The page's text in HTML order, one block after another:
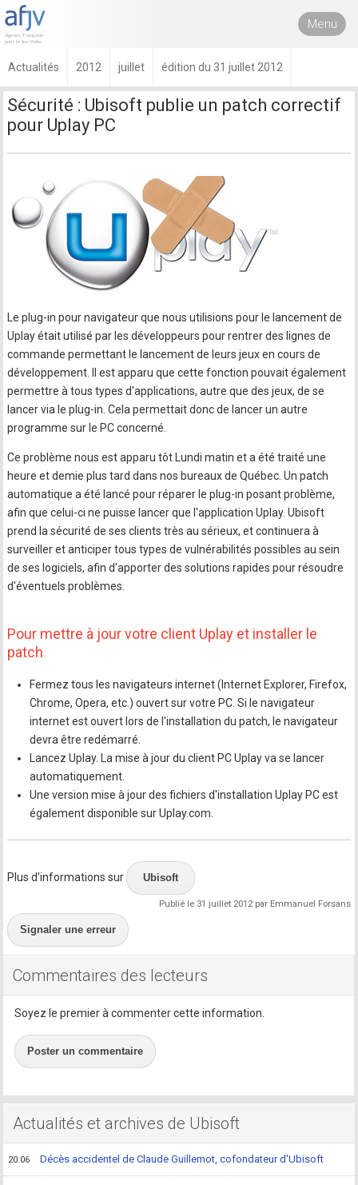
Menu
Actualités 2012 juillet édition du 31 juillet 2012
Sécurité : Ubisoft publie un patch correctif
pour Uplay PC
Le plug-in pour navigateur que nous utilisions pour le lancement de
Uplay était utilisé par les développeurs pour rentrer des lignes de
commande permettant le lancement de leurs jeux en cours de
développement. Il est apparu que cette fonction pouvait également
permettre à tous types d'applications, autre que des jeux, de se
lancer via le plug-in. Cela permettait donc de lancer un autre
programme sur le PC concerné.
Ce problème nous est apparu tôt Lundi matin et a été traité une
heure et demie plus tard dans nos bureaux de Québec. Un patch
automatique a été lancé pour réparer le plug-in posant problème,
afin que celui-ci ne puisse lancer que l'application Uplay. Ubisoft
prend la sécurité de ses clients très au sérieux, et continuera à
surveiller et anticiper tous types de vulnérabilités possibles au sein
de ses logiciels, afin d'apporter des solutions rapides pour résoudre
d'éventuels problèmes.
Pour mettre à jour votre client Uplay et installer le
patch
Fermez tous les navigateurs internet (Internet Explorer, Firefox,
Chrome, Opera, etc.) ouvert sur votre PC. Si le navigateur
internet est ouvert lors de l'installation du patch, le navigateur
devra être redémarré.
Lancez Uplay. La mise à jour du client PC Uplay va se lancer
automatiquement.
Une version mise à jour des fichiers d'installation Uplay PC est
également disponible sur Uplay.com.
Plus d'informations sur Ubisoft
Publié le 31 juillet 2012 par Emmanuel Forsans
Signaler une erreur
Commentaires des lecteurs
Soyez le premier à commenter cette information.
Poster un commentaire
Actualités et archives de Ubisoft
20.06 Décès accidentel de Claude Guillemot, cofondateur d'Ubisoft